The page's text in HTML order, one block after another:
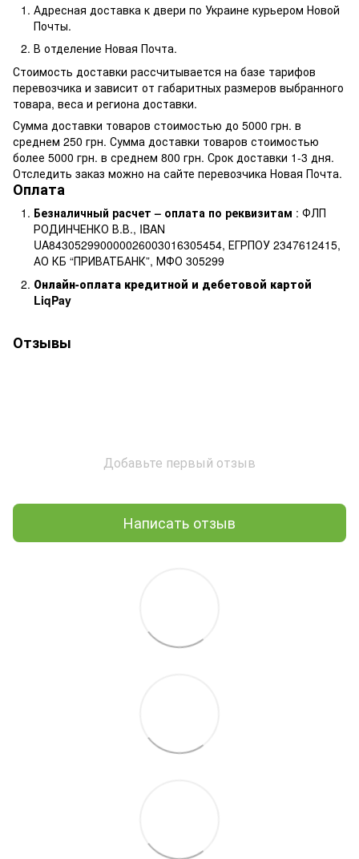
Адресная доставка к двери по Украине курьером Новой
Почты.
В отделение Новая Почта.
Стоимость доставки рассчитывается на базе тарифов
перевозчика и зависит от габаритных размеров выбранного
товара, веса и региона доставки.
Сумма доставки товаров стоимостью до 5000 грн. в
среднем 250 грн. Сумма доставки товаров стоимостью
более 5000 грн. в среднем 800 грн. Срок доставки 1-3 дня.
Отследить заказ можно на сайте перевозчика Новая Почта.
Оплата
Безналичный расчет – оплата по реквизитам : ФЛП
РОДИНЧЕНКО В.В., IBAN
UA843052990000026003016305454, ЕГРПОУ 2347612415,
АО КБ “ПРИВАТБАНК”, МФО 305299
Онлайн-оплата кредитной и дебетовой картой
LiqPay
Отзывы
Добавьте первый отзыв
Написать отзыв